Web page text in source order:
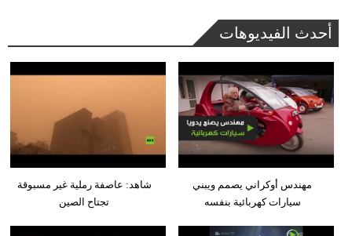
أحدث الفيديوهات
شاهد: عاصفة رملية غير مسبوقة
تجتاح الصين
مهندس أوكراني يصمم ويبني
سيارات كهربائية بنفسه